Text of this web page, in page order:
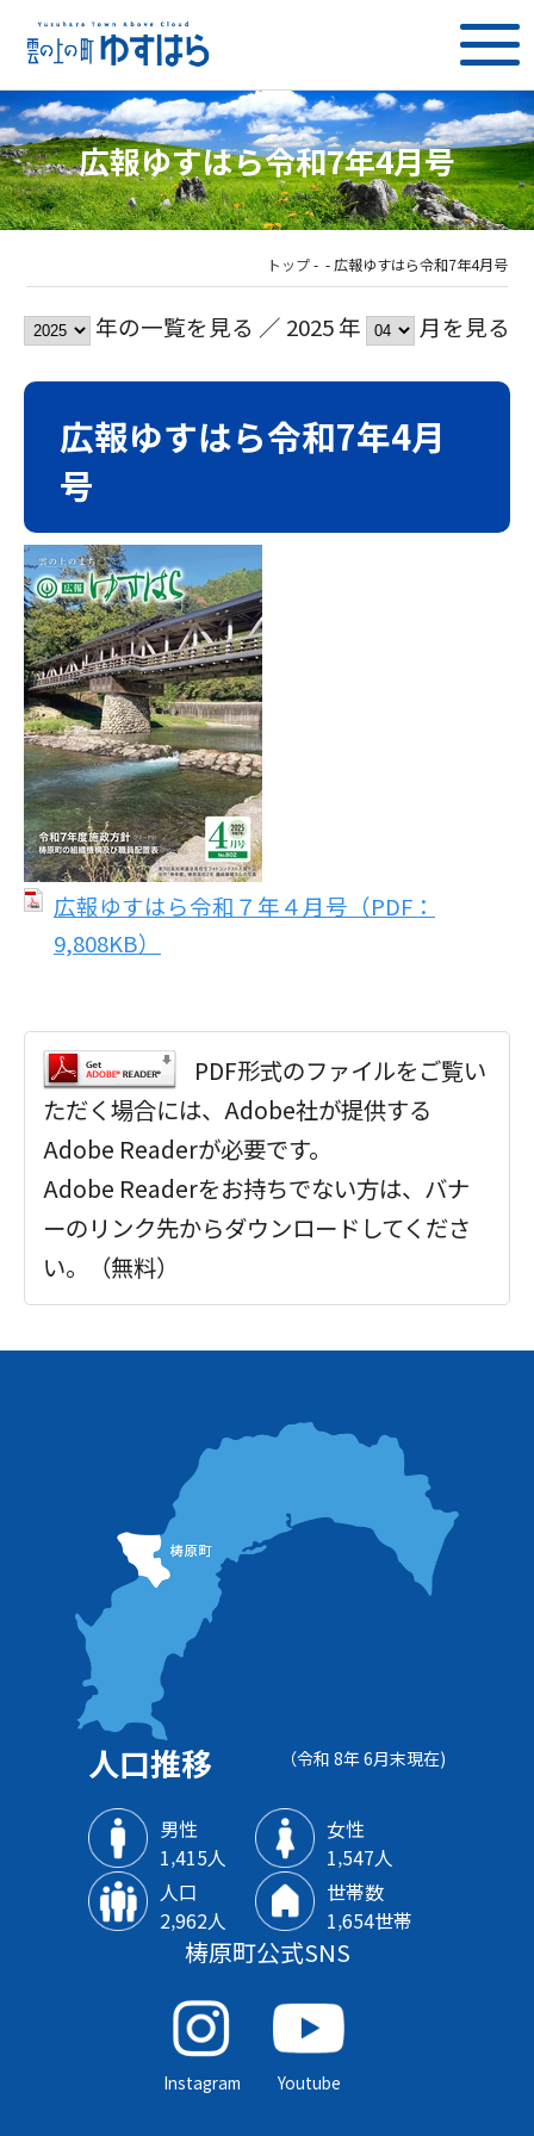
広報ゆすはら令和7年4月号
トップ- - 広報ゆすはら令和7年4月号
年の一覧を見る ／ 2025 年 月を見る
広報ゆすはら令和7年4月
号
広報ゆすはら令和７年４月号（PDF：
9,808KB）
PDF形式のファイルをご覧い
ただく場合には、Adobe社が提供する
Adobe Readerが必要です。
Adobe Readerをお持ちでない方は、バナ
ーのリンク先からダウンロードしてくださ
い。（無料）
人口推移 （令和 8年 6月末現在)
男性
1‚415人
女性
1‚547人
人口
2‚962人
世帯数
1‚654世帯
梼原町公式SNS
Instagram Youtube